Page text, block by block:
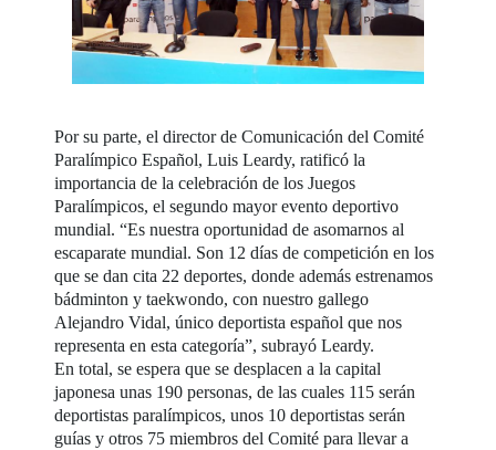
Por su parte, el director de Comunicación del Comité
Paralímpico Español, Luis Leardy, ratificó la
importancia de la celebración de los Juegos
Paralímpicos, el segundo mayor evento deportivo
mundial. “Es nuestra oportunidad de asomarnos al
escaparate mundial. Son 12 días de competición en los
que se dan cita 22 deportes, donde además estrenamos
bádminton y taekwondo, con nuestro gallego
Alejandro Vidal, único deportista español que nos
representa en esta categoría”, subrayó Leardy.
En total, se espera que se desplacen a la capital
japonesa unas 190 personas, de las cuales 115 serán
deportistas paralímpicos, unos 10 deportistas serán
guías y otros 75 miembros del Comité para llevar a